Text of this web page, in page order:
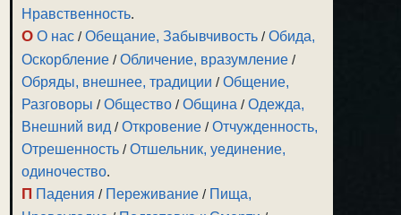
Нравственность.
О О нас /Обещание, Забывчивость /Обида,
Оскорбление /Обличение, вразумление /
Обряды, внешнее, традиции /Общение,
Разговоры /Общество /Община /Одежда,
Внешний вид /Откровение /Отчужденность,
Отрешенность /Отшельник, уединение,
одиночество.
П Падения / Переживание / Пища,